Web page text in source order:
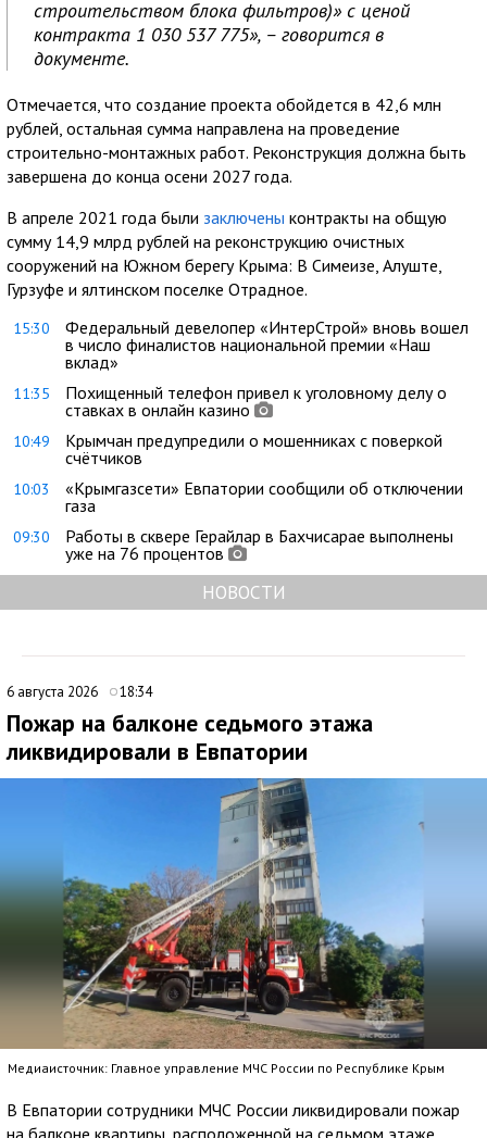
строительством блока фильтров)» с ценой
контракта 1 030 537 775», – говорится в
документе.
Отмечается, что создание проекта обойдется в 42,6 млн
рублей, остальная сумма направлена на проведение
строительно-монтажных работ. Реконструкция должна быть
завершена до конца осени 2027 года.
В апреле 2021 года были заключены контракты на общую
сумму 14,9 млрд рублей на реконструкцию очистных
сооружений на Южном берегу Крыма: В Симеизе, Алуште,
Гурзуфе и ялтинском поселке Отрадное.
15:30
Федеральный девелопер «ИнтерСтрой» вновь вошел
в число финалистов национальной премии «Наш
вклад»
11:35
Похищенный телефон привел к уголовному делу о
ставках в онлайн казино
10:49
Крымчан предупредили о мошенниках с поверкой
счётчиков
10:03
«Крымгазсети» Евпатории сообщили об отключении
газа
09:30
Работы в сквере Герайлар в Бахчисарае выполнены
уже на 76 процентов
НОВОСТИ
6 августа 2026 18:34
Пожар на балконе седьмого этажа
ликвидировали в Евпатории
Медиаисточник: Главное управление МЧС России по Республике Крым
В Евпатории сотрудники МЧС России ликвидировали пожар
на балконе квартиры, расположенной на седьмом этаже